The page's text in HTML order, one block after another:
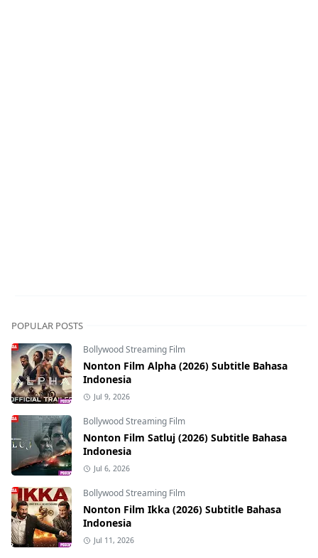
POPULAR POSTS
Bollywood Streaming Film
Nonton Film Alpha (2026) Subtitle Bahasa
Indonesia
Jul 9, 2026
Bollywood Streaming Film
Nonton Film Satluj (2026) Subtitle Bahasa
Indonesia
Jul 6, 2026
Bollywood Streaming Film
Nonton Film Ikka (2026) Subtitle Bahasa
Indonesia
Jul 11, 2026